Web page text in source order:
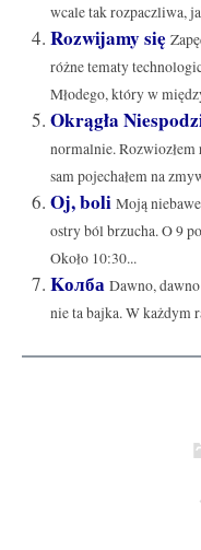
wcale tak rozpaczliwa,
Rozwijamy się
różne tematy
Młodego, który w
Okrągła
normalnie. Rozwiozłem
sam pojechałem na
Oj, boli Moją
ostry ból brzucha. O 9
Około 10:30...
Kолба Dawno,
nie ta bajka. W każdym